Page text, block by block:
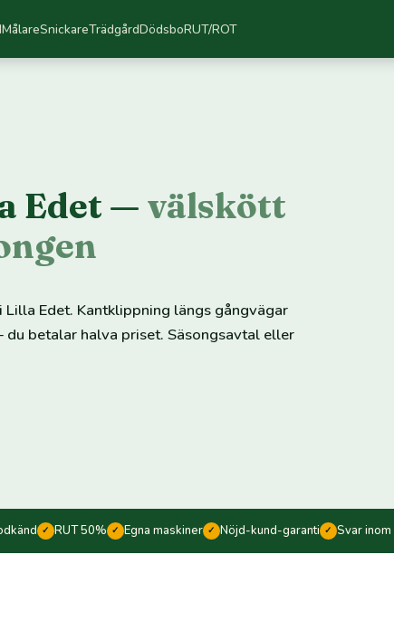
MålareSnickareTrädgårdDödsboRUT/ROT
Edet — välskött
Edet. Kantklippning längs gångvägar
betalar halva priset. Säsongsavtal eller
✓ RUT 50% ✓ Egna maskiner ✓ Nöjd-kund-garanti ✓ Svar inom